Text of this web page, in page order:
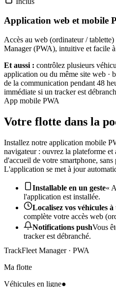
Application web et mobile
Accès au web (ordinateur /
Manager (PWA), intuitive et facile
Et aussi : contrôlez plusieurs
application ou du même site web ·
de la communication pendant 48
immédiate si un tracker est
App mobile PWA
Votre flotte dans la
Installez notre application mobile
navigateur : ouvrez la plateforme et
d'accueil de votre smartphone, sans
L'application se met à jour
Installable en un geste«
l'application est installée.
Localisez vos véhicules
complète votre accès web
Notifications pushVous
tracker est débranché.
TrackFleet Manager · PWA
Ma flotte
Véhicules en ligne●